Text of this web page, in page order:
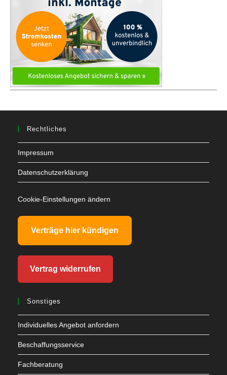
Rechtliches
Impressum
Datenschutzerklärung
Cookie-Einstellungen ändern
Verträge hier kündigen
Vertrag widerrufen
Sonstiges
Individuelles Angebot anfordern
Beschaffungsservice
Fachberatung